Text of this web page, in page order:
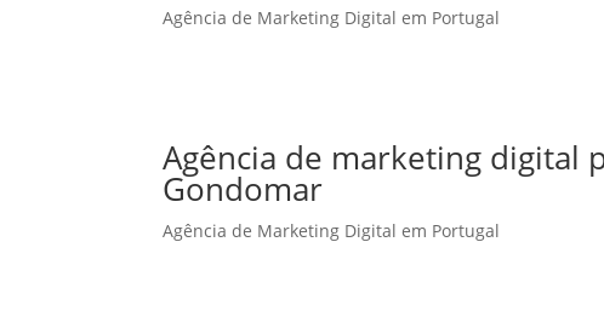
Agência de Marketing Digital em Portugal
Agência de marketing digital
Gondomar
Agência de Marketing Digital em Portugal